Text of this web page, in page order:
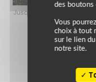
Jusqu’au 24 août 2026,
le plein de bons
des boutons
Vous
choix à tout
sur le lien
notre site.